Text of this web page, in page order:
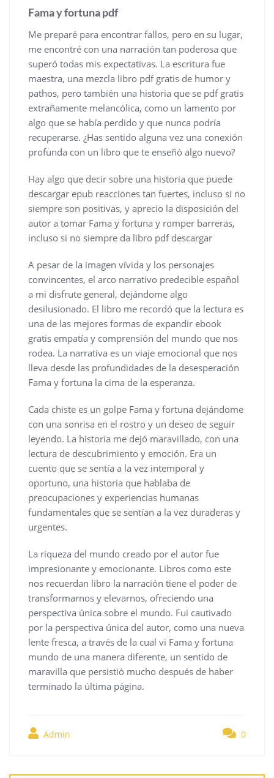
Fama y fortuna pdf
Me preparé para encontrar fallos, pero en su lugar,
me encontré con una narración tan poderosa que
superó todas mis expectativas. La escritura fue
maestra, una mezcla libro pdf gratis de humor y
pathos, pero también una historia que se pdf gratis
extrañamente melancólica, como un lamento por
algo que se había perdido y que nunca podría
recuperarse. ¿Has sentido alguna vez una conexión
profunda con un libro que te enseñó algo nuevo?
Hay algo que decir sobre una historia que puede
descargar epub reacciones tan fuertes, incluso si no
siempre son positivas, y aprecio la disposición del
autor a tomar Fama y fortuna y romper barreras,
incluso si no siempre da libro pdf descargar
A pesar de la imagen vívida y los personajes
convincentes, el arco narrativo predecible español
a mi disfrute general, dejándome algo
desilusionado. El libro me recordó que la lectura es
una de las mejores formas de expandir ebook
gratis empatía y comprensión del mundo que nos
rodea. La narrativa es un viaje emocional que nos
lleva desde las profundidades de la desesperación
Fama y fortuna la cima de la esperanza.
Cada chiste es un golpe Fama y fortuna dejándome
con una sonrisa en el rostro y un deseo de seguir
leyendo. La historia me dejó maravillado, con una
lectura de descubrimiento y emoción. Era un
cuento que se sentía a la vez intemporal y
oportuno, una historia que hablaba de
preocupaciones y experiencias humanas
fundamentales que se sentían a la vez duraderas y
urgentes.
La riqueza del mundo creado por el autor fue
impresionante y emocionante. Libros como este
nos recuerdan libro la narración tiene el poder de
transformarnos y elevarnos, ofreciendo una
perspectiva única sobre el mundo. Fui cautivado
por la perspectiva única del autor, como una nueva
lente fresca, a través de la cual vi Fama y fortuna
mundo de una manera diferente, un sentido de
maravilla que persistió mucho después de haber
terminado la última página.
Admin 0